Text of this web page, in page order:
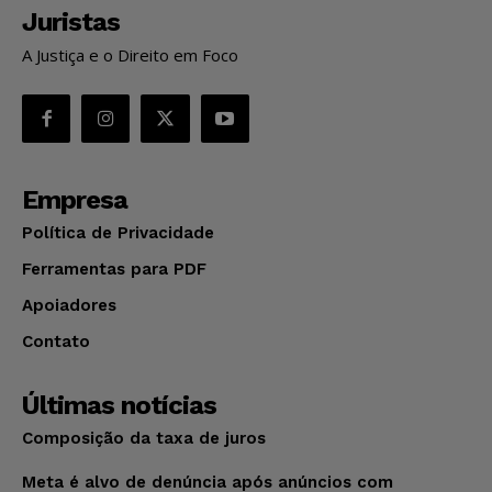
Juristas
A Justiça e o Direito em Foco
Empresa
Política de Privacidade
Ferramentas para PDF
Apoiadores
Contato
Últimas notícias
Composição da taxa de juros
Meta é alvo de denúncia após anúncios com